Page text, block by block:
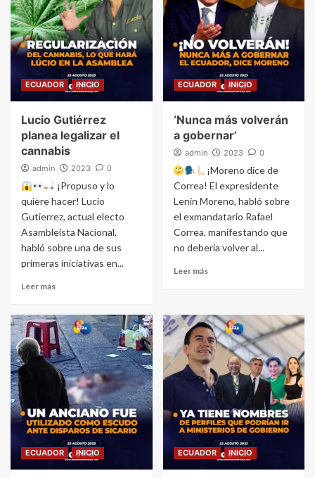
ECUADOR INICIO
Lucio Gutiérrez
planea legalizar el
cannabis
admin 2023 0
¡Propuso y lo
quiere hacer! Lucio
Gutierrez, actual electo
Asambleísta Nacional,
habló sobre una de sus
primeras iniciativas en...
Leer más
ECUADOR INICIO
‘Nunca más volverán
a gobernar’
admin 2023 0
¡Moreno dice de
Correa! El expresidente
Lenin Moreno, habló sobre
el exmandatario Rafael
Correa, manifestando que
no debería volver al...
Leer más
ECUADOR INICIO ECUADOR INICIO